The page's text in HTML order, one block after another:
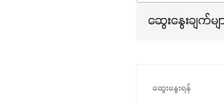
ဆွေးနွေးချက်မျ
ဆွေးနွေးရန်